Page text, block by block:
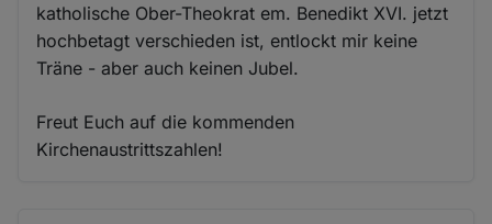
katholische Ober-Theokrat em. Benedikt XVI. jetzt
hochbetagt verschieden ist, entlockt mir keine
Träne - aber auch keinen Jubel.
Freut Euch auf die kommenden
Kirchenaustrittszahlen!